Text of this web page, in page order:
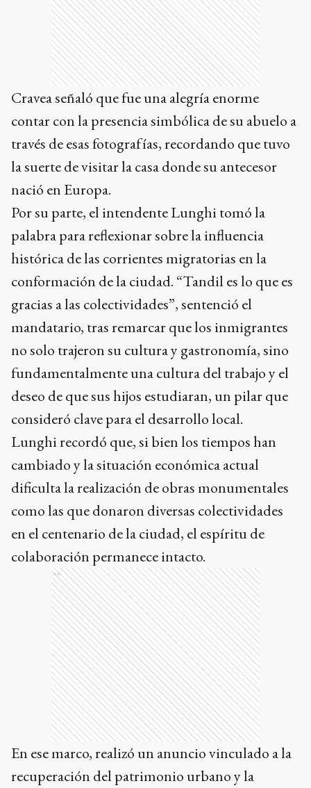
Cravea señaló que fue una alegría enorme
contar con la presencia simbólica de su abuelo a
través de esas fotografías, recordando que tuvo
la suerte de visitar la casa donde su antecesor
nació en Europa.
Por su parte, el intendente Lunghi tomó la
palabra para reflexionar sobre la influencia
histórica de las corrientes migratorias en la
conformación de la ciudad. “Tandil es lo que es
gracias a las colectividades”, sentenció el
mandatario, tras remarcar que los inmigrantes
no solo trajeron su cultura y gastronomía, sino
fundamentalmente una cultura del trabajo y el
deseo de que sus hijos estudiaran, un pilar que
consideró clave para el desarrollo local.
Lunghi recordó que, si bien los tiempos han
cambiado y la situación económica actual
dificulta la realización de obras monumentales
como las que donaron diversas colectividades
en el centenario de la ciudad, el espíritu de
colaboración permanece intacto.
Ads
En ese marco, realizó un anuncio vinculado a la
recuperación del patrimonio urbano y la